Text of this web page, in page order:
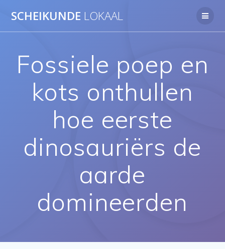
naar
SCHEIKUNDE LOKAAL
Fossiele poep en
kots onthullen
hoe eerste
dinosauriërs de
aarde
domineerden